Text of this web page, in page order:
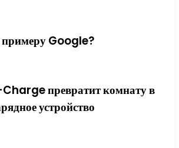
примеру Google?
превратит комнату в
устройство